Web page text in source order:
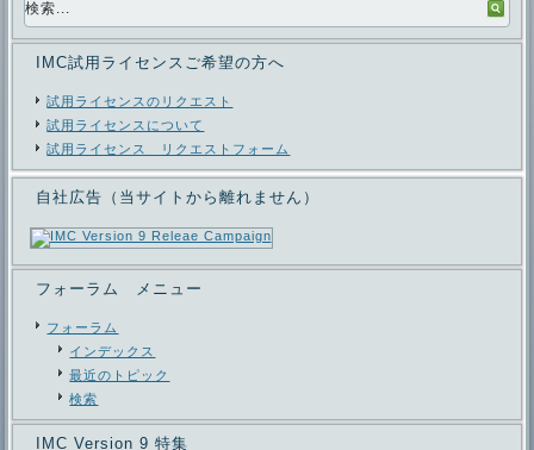
IMC試用ライセンスご希望の方へ
試用ライセンスのリクエスト
試用ライセンスについて
試用ライセンス リクエストフォーム
自社広告（当サイトから離れません）
フォーラム メニュー
フォーラム
インデックス
最近のトピック
検索
IMC Version 9 特集